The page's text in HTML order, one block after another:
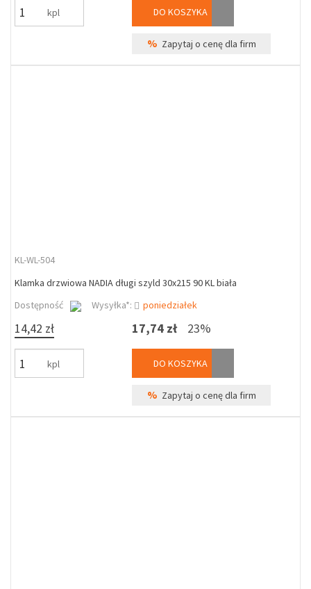
kpl DO KOSZYKA
% Zapytaj o cenę dla firm
KL-WL-504
Klamka drzwiowa NADIA długi szyld 30x215 90 KL biała
Dostępność
Wysyłka*: poniedziałek
14,42 zł
kpl
17,74 zł 23%
DO KOSZYKA
% Zapytaj o cenę dla firm